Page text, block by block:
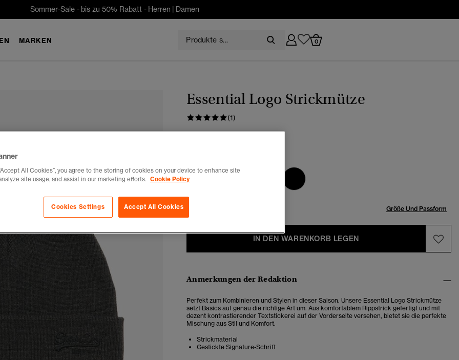
Sommer-Sale - bis zu 50% Rabatt - Herren | Damen
MARKEN 0
Essential Logo Strickmütze
(1)
CHF 29,90
Ausgewählt
Größe Und Passform
IN DEN WARENKORB LEGEN
Anmerkungen der Redaktion
Perfekt zum Kombinieren und Stylen in dieser Saison. Unsere Essential Logo Strickmütze
setzt Basics auf genau die richtige Art um. Aus komfortablem Rippstrick gefertigt und mit
dezent kontrastierender Textstickerei auf der Vorderseite versehen, bietet sie die perfekte
Mischung aus Stil und Komfort.
Strickmaterial
Gestickte Signature-Schrift
All Cookies”, you agree to the storing of cookies on your device to enhance site
site usage, and assist in our marketing efforts. Cookie Policy
Accept All Cookies
Cookies Settings